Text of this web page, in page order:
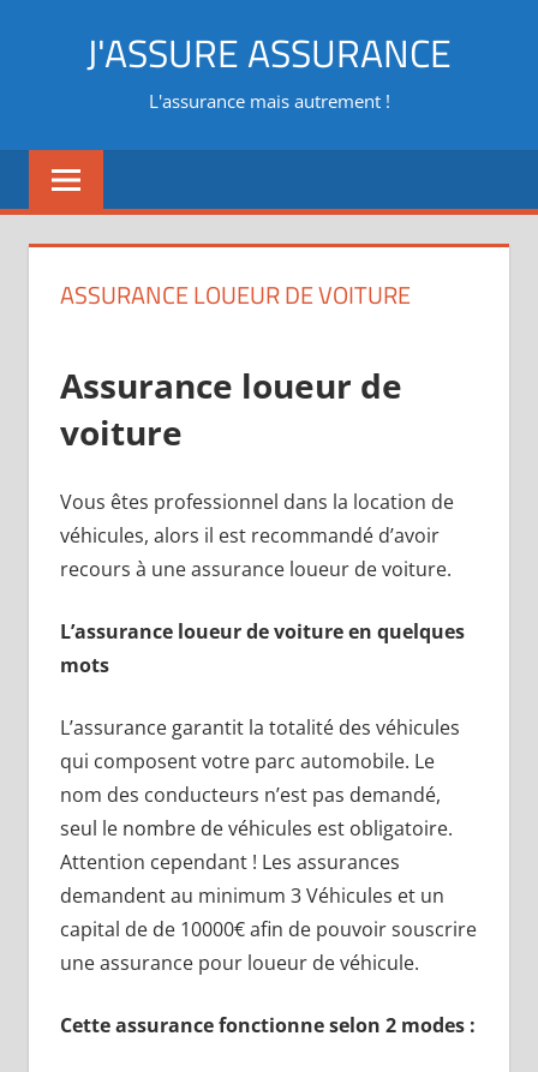
J'ASSURE ASSURANCE
L'assurance mais autrement !
ASSURANCE LOUEUR DE VOITURE
Assurance loueur de
voiture
Vous êtes professionnel dans la location de
véhicules, alors il est recommandé d’avoir
recours à une assurance loueur de voiture.
L’assurance loueur de voiture en quelques
mots
L’assurance garantit la totalité des véhicules
qui composent votre parc automobile. Le
nom des conducteurs n’est pas demandé,
seul le nombre de véhicules est obligatoire.
Attention cependant ! Les assurances
demandent au minimum 3 Véhicules et un
capital de de 10000€ afin de pouvoir souscrire
une assurance pour loueur de véhicule.
Cette assurance fonctionne selon 2 modes :